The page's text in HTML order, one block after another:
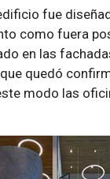
fue
como fuera
en las
quedó
modo las